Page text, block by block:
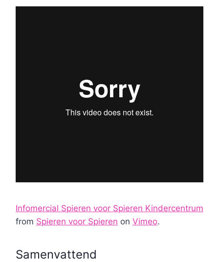
Infomercial Spieren voor Spieren Kindercentrum
from Spieren voor Spieren on Vimeo.
Samenvattend